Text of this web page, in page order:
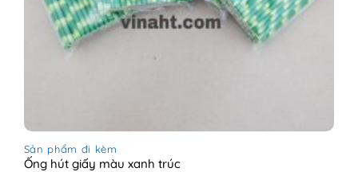
Sản phẩm đi kèm
Ống hút giấy màu xanh trúc